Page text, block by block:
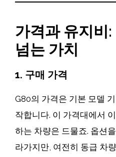
가격과 유지비
넘는 가치
1. 구매 가격
G80의 가격은 기본 모델
작합니다. 이 가격대에서
하는 차량은 드물죠. 옵션
라가지만, 여전히 동급 차